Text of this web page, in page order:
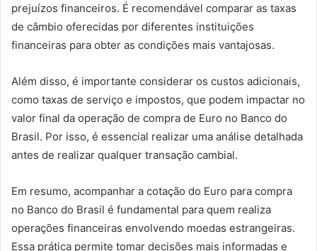
prejuízos financeiros. É recomendável comparar as taxas
de câmbio oferecidas por diferentes instituições
financeiras para obter as condições mais vantajosas.
Além disso, é importante considerar os custos adicionais,
como taxas de serviço e impostos, que podem impactar no
valor final da operação de compra de Euro no Banco do
Brasil. Por isso, é essencial realizar uma análise detalhada
antes de realizar qualquer transação cambial.
Em resumo, acompanhar a cotação do Euro para compra
no Banco do Brasil é fundamental para quem realiza
operações financeiras envolvendo moedas estrangeiras.
Essa prática permite tomar decisões mais informadas e